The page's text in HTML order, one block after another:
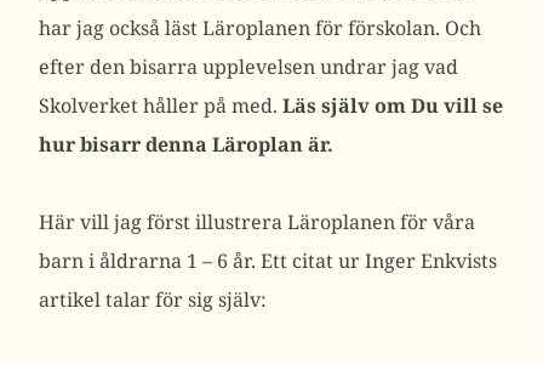
har jag också läst Läroplanen för förskolan. Och
efter den bisarra upplevelsen undrar jag vad
Skolverket håller på med. Läs själv om Du vill se
hur bisarr denna Läroplan är.
Här vill jag först illustrera Läroplanen för våra
barn i åldrarna 1 – 6 år. Ett citat ur Inger Enkvists
artikel talar för sig själv: